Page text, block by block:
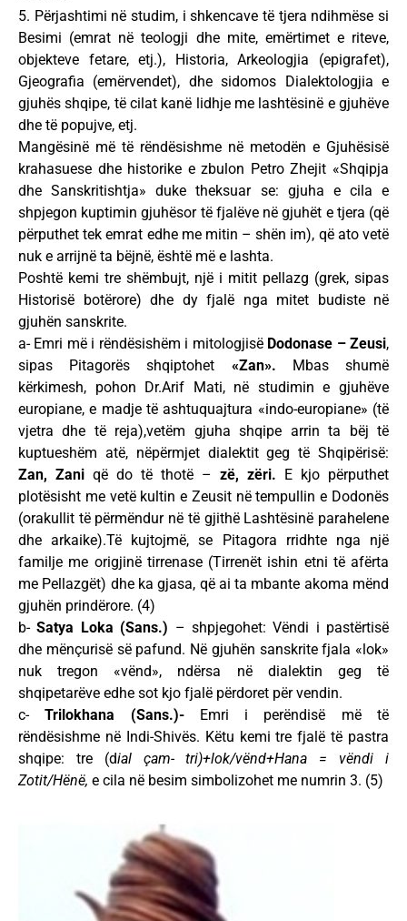
5. Përjashtimi në studim, i shkencave të tjera ndihmëse si
Besimi (emrat në teologji dhe mite, emërtimet e riteve,
objekteve fetare, etj.), Historia, Arkeologjia (epigrafet),
Gjeografia (emërvendet), dhe sidomos Dialektologjia e
gjuhës shqipe, të cilat kanë lidhje me lashtësinë e gjuhëve
dhe të popujve, etj.
Mangësinë më të rëndësishme në metodën e Gjuhësisë
krahasuese dhe historike e zbulon Petro Zhejit «Shqipja
dhe Sanskritishtja» duke theksuar se: gjuha e cila e
shpjegon kuptimin gjuhësor të fjalëve në gjuhët e tjera (që
përputhet tek emrat edhe me mitin – shën im), që ato vetë
nuk e arrijnë ta bëjnë, është më e lashta.
Poshtë kemi tre shëmbujt, një i mitit pellazg (grek, sipas
Historisë botërore) dhe dy fjalë nga mitet budiste në
gjuhën sanskrite.
a- Emri më i rëndësishëm i mitologjisë Dodonase – Zeusi,
sipas Pitagorës shqiptohet «Zan». Mbas shumë
kërkimesh, pohon Dr.Arif Mati, në studimin e gjuhëve
europiane, e madje të ashtuquajtura «indo-europiane» (të
vjetra dhe të reja),vetëm gjuha shqipe arrin ta bëj të
kuptueshëm atë, nëpërmjet dialektit geg të Shqipërisë:
Zan, Zani që do të thotë – zë, zëri. E kjo përputhet
plotësisht me vetë kultin e Zeusit në tempullin e Dodonës
(orakullit të përmëndur në të gjithë Lashtësinë parahelene
dhe arkaike).Të kujtojmë, se Pitagora rridhte nga një
familje me origjinë tirrenase (Tirrenët ishin etni të afërta
me Pellazgët) dhe ka gjasa, që ai ta mbante akoma mënd
gjuhën prindërore. (4)
b-Satya Loka (Sans.) – shpjegohet: Vëndi i pastërtisë
dhe mënçurisë së pafund. Në gjuhën sanskrite fjala «lok»
nuk tregon «vënd», ndërsa në dialektin geg të
shqipetarëve edhe sot kjo fjalë përdoret për vendin.
c-Trilokhana (Sans.)-Emri i perëndisë më të
rëndësishme në Indi-Shivës. Këtu kemi tre fjalë të pastra
shqipe: tre (dial çam- tri)+lok/vënd+Hana = vëndi i
Zotit/Hënë, e cila në besim simbolizohet me numrin 3. (5)